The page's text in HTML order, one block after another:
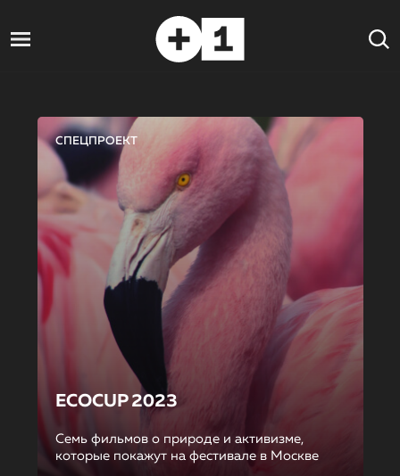
СПЕЦПРОЕКТ
ECOCUP 2023
Семь фильмов о природе и активизме,
которые покажут на фестивале в Москве